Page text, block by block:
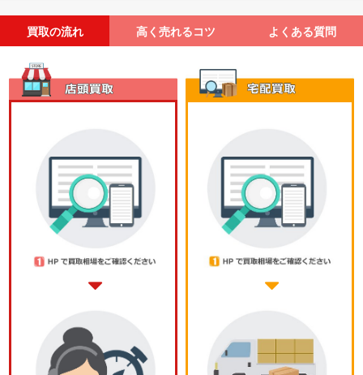
買取の流れ 高く売れるコツ よくある質問